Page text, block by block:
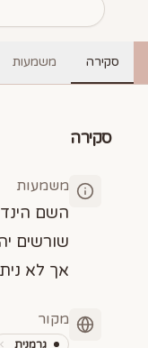
סקירה משמעות
סקירה
משמעות
השם
שורשים
אך לא
מקור
גרמנית